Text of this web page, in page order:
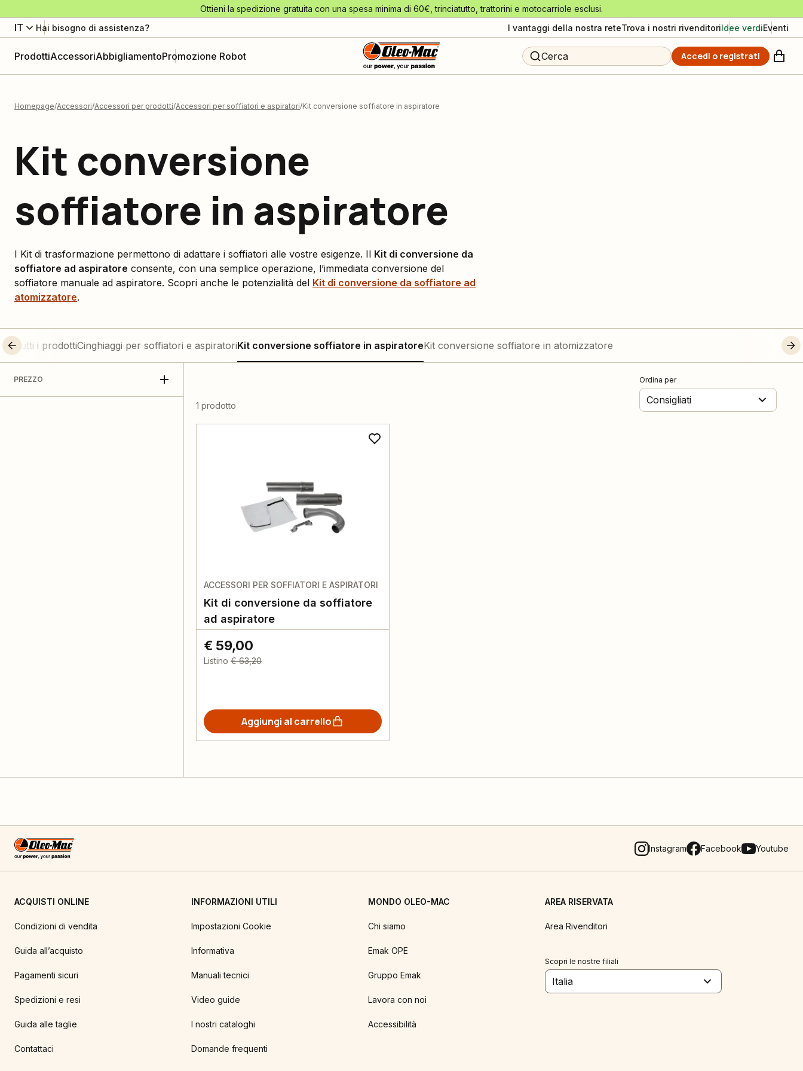
Ottieni la spedizione gratuita con una spesa minima di 60€, trinciatutto, trattorini e motocarriole esclusi.
IT Hai bisogno di assistenza? I vantaggi della nostra reteTrova i nostri rivenditoriIdee verdiEventi
ProdottiAccessoriAbbigliamentoPromozione Robot Cerca Accedi o registrati
Homepage Accessori Accessori per prodotti Accessori per soffiatori e aspiratori Kit conversione soffiatore in aspiratore
Kit conversione
soffiatore in aspiratore
I Kit di trasformazione permettono di adattare i soffiatori alle vostre esigenze. Il Kit di conversione da
soffiatore ad aspiratore consente, con una semplice operazione, l’immediata conversione del
soffiatore manuale ad aspiratore. Scopri anche le potenzialità del Kit di conversione da soffiatore ad
atomizzatore.
Tutti i prodottiCinghiaggi per soffiatori e aspiratoriKit conversione soffiatore in aspiratoreKit conversione soffiatore in atomizzatore
PREZZO
1 prodotto
Ordina per
Consigliati
ACCESSORI PER SOFFIATORI E ASPIRATORI
Kit di conversione da soffiatore
ad aspiratore
€ 59,00
Listino € 63,20
Aggiungi al carrello
Instagram Facebook Youtube
ACQUISTI ONLINE
Condizioni di vendita
Guida all’acquisto
Pagamenti sicuri
Spedizioni e resi
Guida alle taglie
Contattaci
INFORMAZIONI UTILI
Impostazioni Cookie
Informativa
Manuali tecnici
Video guide
I nostri cataloghi
Domande frequenti
MONDO OLEO-MAC
Chi siamo
Emak OPE
Gruppo Emak
Lavora con noi
Accessibilità
AREA RISERVATA
Area Rivenditori
Scopri le nostre filiali
Italia